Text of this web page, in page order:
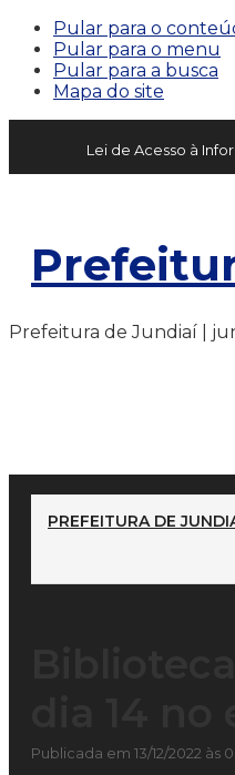
Pular para o
Pular para o menu
Pular para a busca
Mapa do site
Lei de Acesso à
Prefeitura de Jundiaí |
PREFEITURA DE
Publicada em 13/12/2022 às